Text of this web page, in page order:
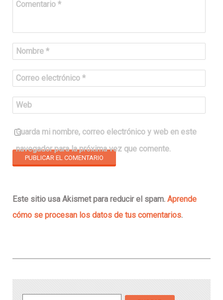
Comentario *
Nombre *
Correo electrónico *
Web
Guarda mi nombre, correo electrónico y web en este
navegador para la próxima vez que comente.
Este sitio usa Akismet para reducir el spam. Aprende
cómo se procesan los datos de tus comentarios.